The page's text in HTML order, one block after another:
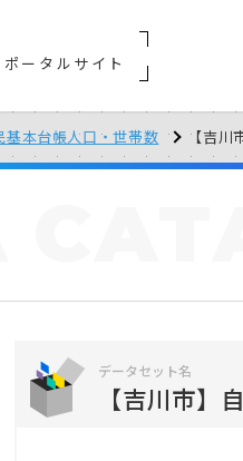
ータルサイト
基本台帳人口・世帯数 【吉川
データセット名
【吉川市】